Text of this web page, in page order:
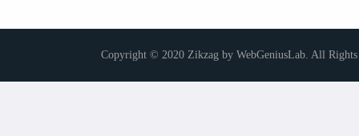
Copyright © 2020 Zikzag by WebGeniusLab. All Rights